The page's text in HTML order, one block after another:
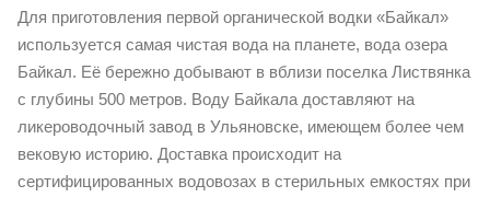
Для приготовления первой органической водки «Байкал»
используется самая чистая вода на планете, вода озера
Байкал. Её бережно добывают в вблизи поселка Листвянка
с глубины 500 метров. Воду Байкала доставляют на
ликероводочный завод в Ульяновске, имеющем более чем
вековую историю. Доставка происходит на
сертифицированных водовозах в стерильных емкостях при